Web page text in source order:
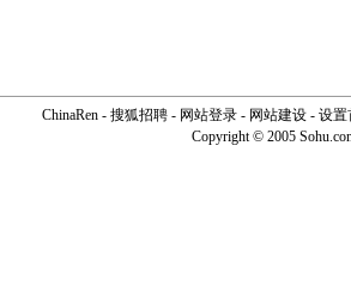
ChinaRen - 搜狐招聘 - 网站登录 - 网站建设 - 设置
Copyright © 2005